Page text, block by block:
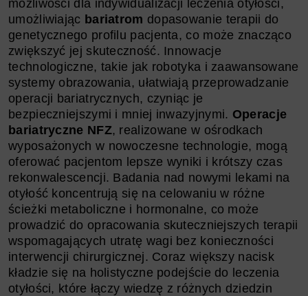
możliwości dla indywidualizacji leczenia otyłości,
umożliwiając bariatrom dopasowanie terapii do
genetycznego profilu pacjenta, co może znacząco
zwiększyć jej skuteczność. Innowacje
technologiczne, takie jak robotyka i zaawansowane
systemy obrazowania, ułatwiają przeprowadzanie
operacji bariatrycznych, czyniąc je
bezpieczniejszymi i mniej inwazyjnymi. Operacje
bariatryczne NFZ, realizowane w ośrodkach
wyposażonych w nowoczesne technologie, mogą
oferować pacjentom lepsze wyniki i krótszy czas
rekonwalescencji. Badania nad nowymi lekami na
otyłość koncentrują się na celowaniu w różne
ścieżki metaboliczne i hormonalne, co może
prowadzić do opracowania skuteczniejszych terapii
wspomagających utratę wagi bez konieczności
interwencji chirurgicznej. Coraz większy nacisk
kładzie się na holistyczne podejście do leczenia
otyłości, które łączy wiedzę z różnych dziedzin